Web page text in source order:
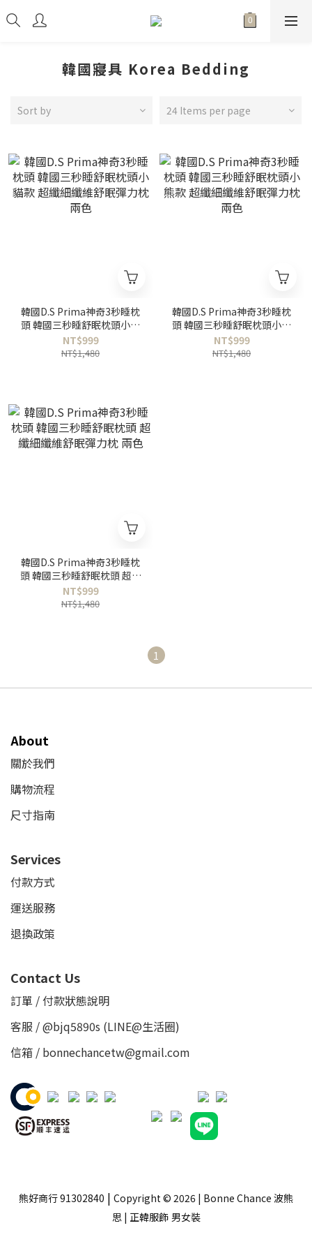
韓國寢具 Korea Bedding
Sort by 24 Items per page
韓國D.S Prima神奇3秒睡枕
頭 韓國三秒睡舒眠枕頭小貓
款 超纖細纖維舒眠彈力枕 兩
色
NT$999
NT$1,480
韓國D.S Prima神奇3秒睡枕
頭 韓國三秒睡舒眠枕頭小熊
款 超纖細纖維舒眠彈力枕 兩
色
NT$999
NT$1,480
韓國D.S Prima神奇3秒睡枕
頭 韓國三秒睡舒眠枕頭 超纖
細纖維舒眠彈力枕 兩色
NT$999
NT$1,480
1
About
關於我們
購物流程
尺寸指南
Services
付款方式
運送服務
退換政策
Contact Us
訂單 / 付款狀態說明
客服 /@bjq5890s (LINE@生活圈)
信箱 / bonnechancetw@gmail.com
熊好商行 91302840 | Copyright © 2026 | Bonne Chance 波熊
思 | 正韓服飾 男女裝